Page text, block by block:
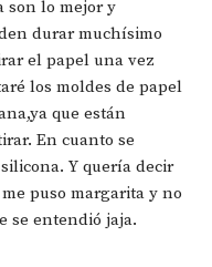
son lo mejor y
durar muchísimo
el papel una vez
los moldes de papel
que están
En cuanto se
Y quería decir
puso margarita y no
se entendió jaja.